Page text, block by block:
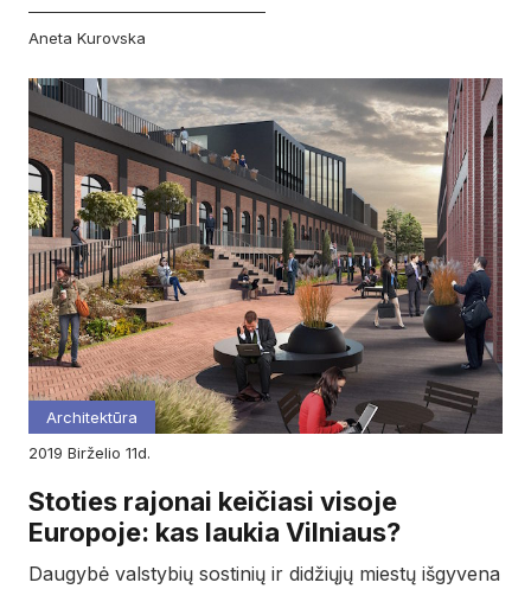
Aneta Kurovska
Architektūra
2019
birželio 11d.
Stoties rajonai keičiasi visoje
Europoje: kas laukia Vilniaus?
Daugybė valstybių sostinių ir didžiųjų miestų išgyvena